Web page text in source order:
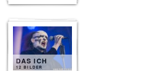
DAS ICH
12 BILDER